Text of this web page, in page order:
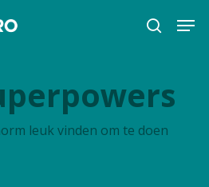
search
leuk vinden om te doen